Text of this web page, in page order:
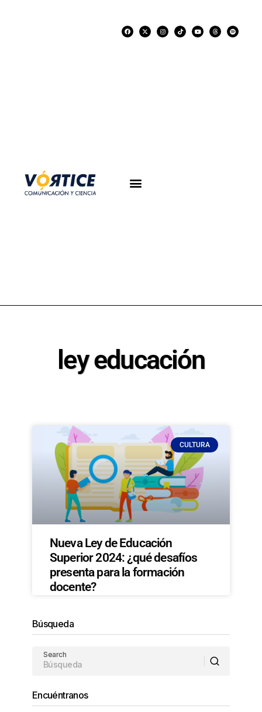
ley educación
CULTURA
Nueva Ley de Educación
Superior 2024: ¿qué desafíos
presenta para la formación
docente?
Búsqueda
Search
Encuéntranos